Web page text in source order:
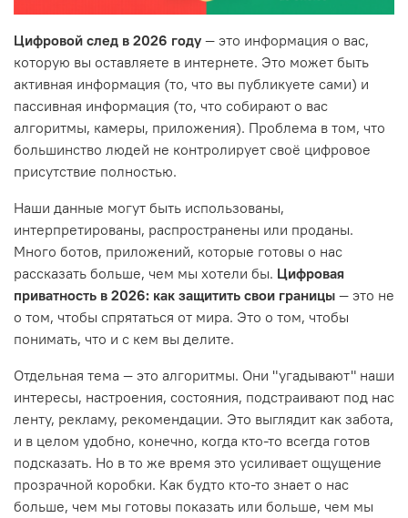
Цифровой след в 2026 году — это информация о вас,
которую вы оставляете в интернете. Это может быть
активная информация (то, что вы публикуете сами) и
пассивная информация (то, что собирают о вас
алгоритмы, камеры, приложения). Проблема в том, что
большинство людей не контролирует своё цифровое
присутствие полностью.
Наши данные могут быть использованы,
интерпретированы, распространены или проданы.
Много ботов, приложений, которые готовы о нас
рассказать больше, чем мы хотели бы. Цифровая
приватность в 2026: как защитить свои границы — это не
о том, чтобы спрятаться от мира. Это о том, чтобы
понимать, что и с кем вы делите.
Отдельная тема — это алгоритмы. Они "угадывают" наши
интересы, настроения, состояния, подстраивают под нас
ленту, рекламу, рекомендации. Это выглядит как забота,
и в целом удобно, конечно, когда кто-то всегда готов
подсказать. Но в то же время это усиливает ощущение
прозрачной коробки. Как будто кто-то знает о нас
больше, чем мы готовы показать или больше, чем мы